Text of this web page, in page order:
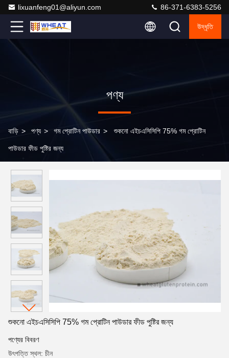
lixuanfeng01@aliyun.com 86-371-6383-5256
উদ্ধৃতি
পণ্য
বাড়ি > পণ্য > গম প্রোটিন পাউডার > শুকনো এইচএসিসিপি 75% গম প্রোটিন
পাউডার ফীড পুষ্টির জন্য
শুকনো এইচএসিসিপি 75% গম প্রোটিন পাউডার ফীড পুষ্টির জন্য
পণ্যের বিবরণ
উৎপত্তি স্থল: চীন